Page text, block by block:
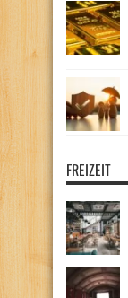
FREIZEIT